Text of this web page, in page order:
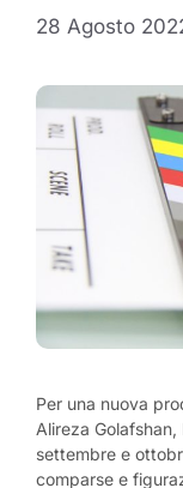
28 Agosto
Per una nuova
Alireza
settembre e
comparse e